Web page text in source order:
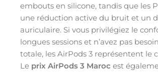
embouts en silicone, tandis que les
une réduction active du bruit et un
auriculaire. Si vous privilégiez le
longues sessions et n’avez pas
totale, les AirPods 3 représentent le
Le prix AirPods 3 Maroc est